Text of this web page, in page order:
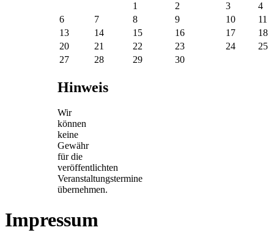
1
2 3
4
6
7 8 9 10
11
13
14 15 16 17
18
20
21 22 23 24
25
27
28 29 30
Hinweis
Wir
können
keine
Gewähr
für die
veröffentlichten
Veranstaltungstermine
übernehmen.
Impressum